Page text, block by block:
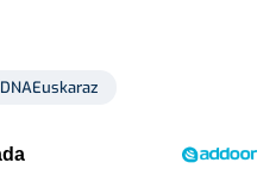
DNAEuskaraz